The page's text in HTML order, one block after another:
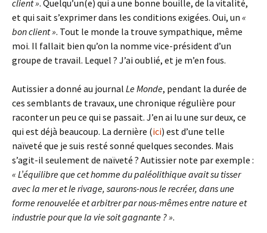
client ». Quelqu’un(e) qui a une bonne bouille, de la vitalité,
et qui sait s’exprimer dans les conditions exigées. Oui, un «
bon client ». Tout le monde la trouve sympathique, même
moi. Il fallait bien qu’on la nomme vice-président d’un
groupe de travail. Lequel ? J’ai oublié, et je m’en fous.
Autissier a donné au journal Le Monde, pendant la durée de
ces semblants de travaux, une chronique régulière pour
raconter un peu ce qui se passait. J’en ai lu une sur deux, ce
qui est déjà beaucoup. La dernière (ici) est d’une telle
naïveté que je suis resté sonné quelques secondes. Mais
s’agit-il seulement de naïveté ? Autissier note par exemple :
« L’équilibre que cet homme du paléolithique avait su tisser
avec la mer et le rivage, saurons-nous le recréer, dans une
forme renouvelée et arbitrer par nous-mêmes entre nature et
industrie pour que la vie soit gagnante ? ».